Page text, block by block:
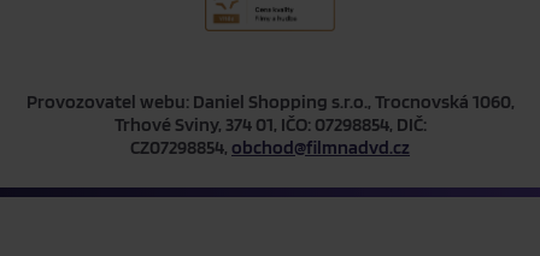
Provozovatel webu: Daniel Shopping s.r.o., Trocnovská 1060,
Trhové Sviny, 374 01, IČO: 07298854, DIČ:
CZ07298854, obchod@filmnadvd.cz